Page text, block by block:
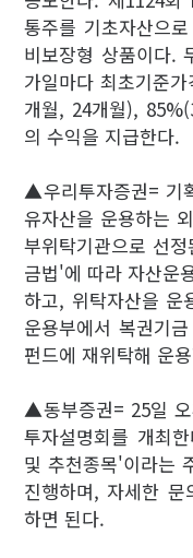
통주를 기초자산으
비보장형 상품이다.
가일마다 최초기준
개월, 24개월),
의 수익을 지급한다.
▲우리투자증권= 기
유자산을 운용하는
부위탁기관으로 선
금법'에 따라 자산운
하고, 위탁자산을 운
운용부에서 복권기
펀드에 재위탁해 운
▲동부증권= 25일 오
투자설명회를 개최
및 추천종목'이라는
진행하며, 자세한 문
하면 된다.